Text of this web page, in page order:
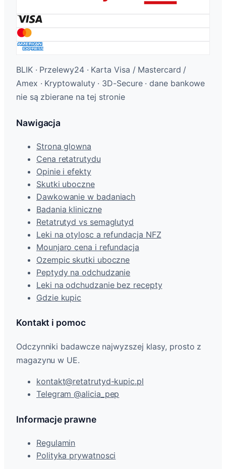
BLIK · Przelewy24 · Karta Visa / Mastercard /
Amex · Kryptowaluty · 3D-Secure · dane bankowe
nie są zbierane na tej stronie
Nawigacja
Strona glowna
Cena retatrutydu
Opinie i efekty
Skutki uboczne
Dawkowanie w badaniach
Badania kliniczne
Retatrutyd vs semaglutyd
Leki na otylosc a refundacja NFZ
Mounjaro cena i refundacja
Ozempic skutki uboczne
Peptydy na odchudzanie
Leki na odchudzanie bez recepty
Gdzie kupic
Kontakt i pomoc
Odczynniki badawcze najwyzszej klasy, prosto z
magazynu w UE.
kontakt@retatrutyd-kupic.pl
Telegram @alicia_pep
Informacje prawne
Regulamin
Polityka prywatnosci